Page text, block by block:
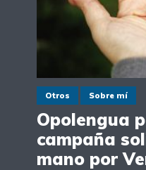
Otros Sobre mí
Opolengua
campaña
mano por